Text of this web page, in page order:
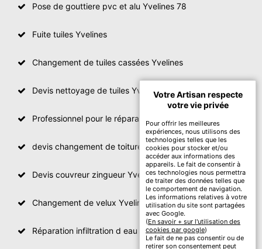
Pose de gouttiere pvc et alu Yvelines 78
Fuite tuiles Yvelines
Changement de tuiles cassées Yvelines
Devis nettoyage de tuiles Yvelines
Professionnel pour le réparation de toit Yvelines
devis changement de toiture Yvelines
Devis couvreur zingueur Yvelines
Changement de velux Yvelines
Réparation infiltration d eau toiture Yvelines
Votre Artisan respecte
votre vie privée
Pour offrir les meilleures
expériences, nous utilisons des
technologies telles que les
cookies pour stocker et/ou
accéder aux informations des
appareils. Le fait de consentir à
ces technologies nous permettra
de traiter des données telles que
le comportement de navigation.
Les informations relatives à votre
utilisation du site sont partagées
avec Google.
(En savoir + sur l'utilisation des
cookies par google)
Le fait de ne pas consentir ou de
retirer son consentement peut